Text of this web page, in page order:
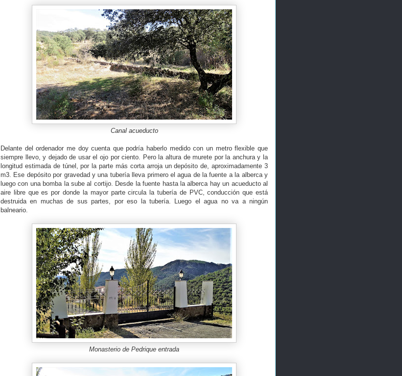
Canal acueducto
Delante del ordenador me doy cuenta que podría haberlo medido con un metro flexible que
siempre llevo, y dejado de usar el ojo por ciento. Pero la altura de murete por la anchura y la
longitud estimada de túnel, por la parte más corta arroja un depósito de, aproximadamente 3
m3. Ese depósito por gravedad y una tubería lleva primero el agua de la fuente a la alberca y
luego con una bomba la sube al cortijo. Desde la fuente hasta la alberca hay un acueducto al
aire libre que es por donde la mayor parte circula la tubería de PVC, conducción que está
destruida en muchas de sus partes, por eso la tubería. Luego el agua no va a ningún
balneario.
Monasterio de Pedrique entrada